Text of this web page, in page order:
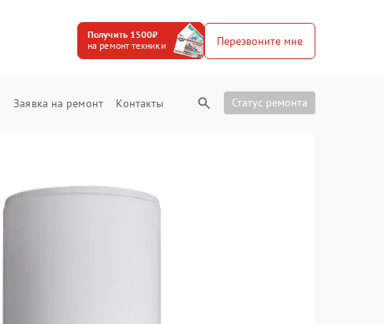
Получить 1500₽
на ремонт техники
Перезвоните мне
Заявка на ремонт Контакты Статус ремонта